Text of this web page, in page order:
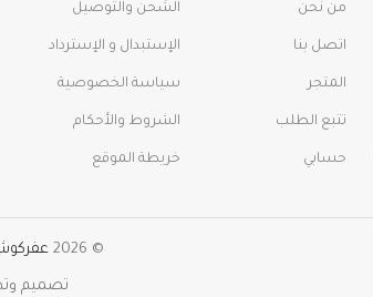
من نحن
اتصل بنا
المتجر
تتبع الطلب
حسابي
الشحن والتوصيل
الإستبدال و الإسترداد
سياسة الخصوصية
الشروط والأحكام
خريطة الموقع
© 2026
تصميم